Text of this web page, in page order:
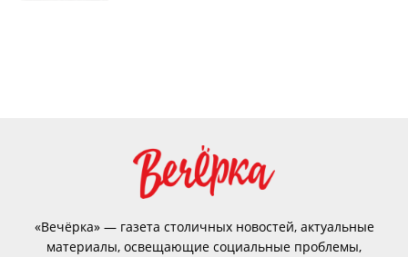
«Вечёрка» — газета столичных новостей, актуальные
материалы, освещающие социальные проблемы,